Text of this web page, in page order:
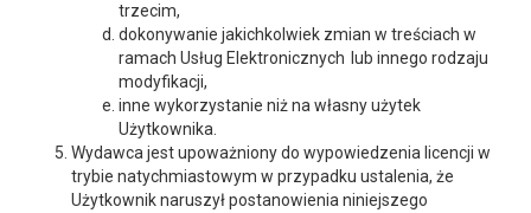
trzecim,
dokonywanie jakichkolwiek zmian w treściach w
ramach Usług Elektronicznych lub innego rodzaju
modyfikacji,
inne wykorzystanie niż na własny użytek
Użytkownika.
Wydawca jest upoważniony do wypowiedzenia licencji w
trybie natychmiastowym w przypadku ustalenia, że
Użytkownik naruszył postanowienia niniejszego